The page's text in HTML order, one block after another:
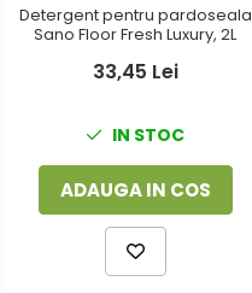
Detergent pentru pardoseala
Sano Floor Fresh Luxury, 2L
33,45 Lei
IN STOC
ADAUGA IN COS